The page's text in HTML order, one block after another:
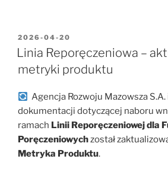
OPUBLIKOWANE
W
2026-04-20
Linia Reporęczeniowa –
metryki produktu
Agencja Rozwoju Mazowsza
dokumentacji dotyczącej naboru
ramach Linii Reporęczeniowej dla
Poręczeniowychzostał
Metryka Produktu.